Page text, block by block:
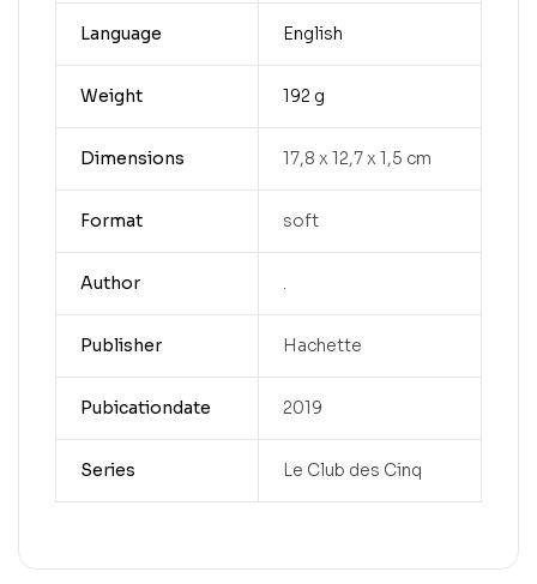
Language English
Weight 192 g
Dimensions 17,8 x 12,7 x 1,5 cm
Format soft
Author .
Publisher Hachette
Pubicationdate 2019
Series Le Club des Cinq